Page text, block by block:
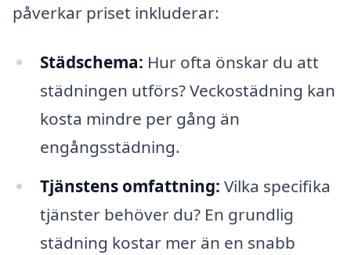
påverkar priset inkluderar:
Städschema: Hur ofta önskar du att
städningen utförs? Veckostädning kan
kosta mindre per gång än
engångsstädning.
Tjänstens omfattning: Vilka specifika
tjänster behöver du? En grundlig
städning kostar mer än en snabb